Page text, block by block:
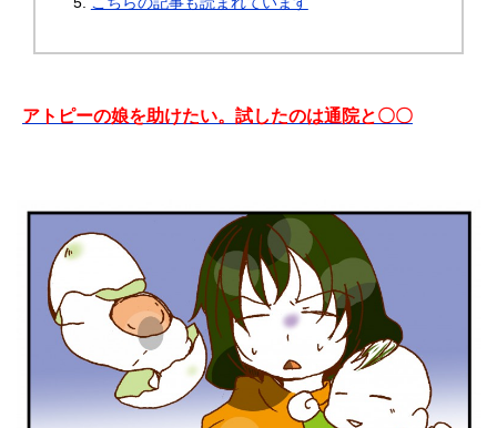
アトピーの娘を助けたい。試したのは通院と〇〇